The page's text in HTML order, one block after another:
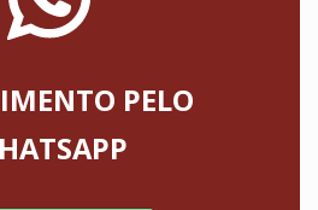
PELO